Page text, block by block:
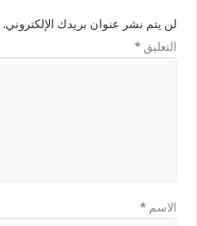
لن يتم نشر عنوان بريدك الإلكتروني.
التعليق*
الاسم*